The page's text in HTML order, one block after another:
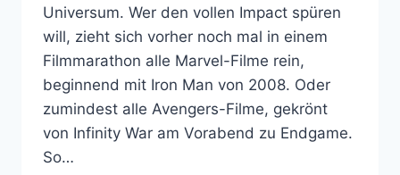
Universum. Wer den vollen Impact spüren
will, zieht sich vorher noch mal in einem
Filmmarathon alle Marvel-Filme rein,
beginnend mit Iron Man von 2008. Oder
zumindest alle Avengers-Filme, gekrönt
von Infinity War am Vorabend zu Endgame.
So…